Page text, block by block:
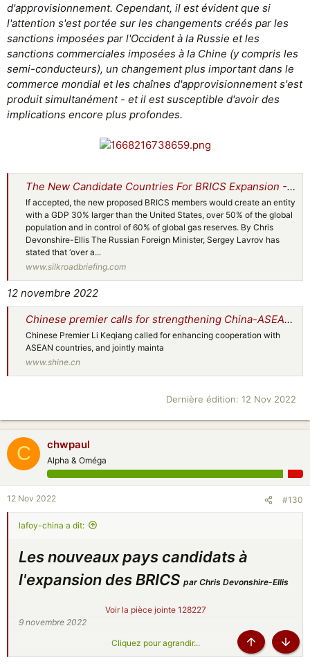
d'approvisionnement. Cependant, il est évident que si
l'attention s'est portée sur les changements créés par les
sanctions imposées par l'Occident à la Russie et les
sanctions commerciales imposées à la Chine (y compris les
semi-conducteurs), un changement plus important dans le
commerce mondial et les chaînes d'approvisionnement s'est
produit simultanément - et il est susceptible d'avoir des
implications encore plus profondes.
The New Candidate Countries For BRICS Expansion - Silk Road Briefing
If accepted, the new proposed BRICS members would create an entity
with a GDP 30% larger than the United States, over 50% of the global
population and in control of 60% of global gas reserves. By Chris
Devonshire-Ellis The Russian Foreign Minister, Sergey Lavrov has
stated that ‘over a...
www.silkroadbriefing.com
12 novembre 2022
Chinese premier calls for strengthening China-ASEAN ties
Chinese Premier Li Keqiang called for enhancing cooperation with
ASEAN countries, and jointly mainta
www.shine.cn
Dernière édition: 12 Nov 2022
C chwpaul
Alpha & Oméga
12 Nov 2022 #130
lafoy-china a dit:
Les nouveaux pays candidats à
l'expansion des BRICS par Chris Devonshire-Ellis
Voir la pièce jointe 128227
9 novembre 2022
S'ils sont acceptés, les nouveaux membres
Cliquez pour agrandir...